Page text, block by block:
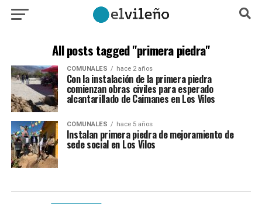
All posts tagged "primera piedra"
COMUNALES hace 2 años
Con la instalación de la primera piedra
comienzan obras civiles para esperado
alcantarillado de Caimanes en Los Vilos
COMUNALES hace 5 años
Instalan primera piedra de mejoramiento de
sede social en Los Vilos